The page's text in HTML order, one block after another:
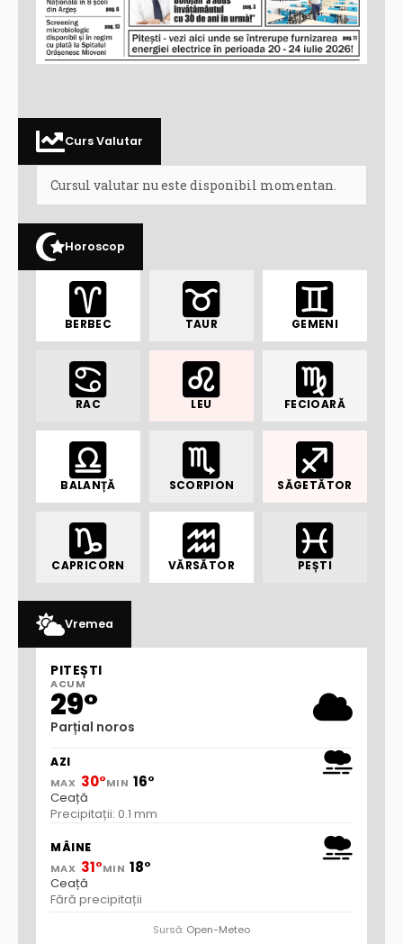
Curs Valutar
Cursul valutar nu este disponibil momentan.
Horoscop
BERBEC TAUR GEMENI
RAC LEU FECIOARĂ
BALANȚĂ SCORPION SĂGETĂTOR
CAPRICORN VĂRSĂTOR PEȘTI
Vremea
PITEȘTI
ACUM
29°
Parțial noros
AZI
MAX 30°MIN 16°
Ceață
Precipitații: 0.1 mm
MÂINE
MAX 31°MIN 18°
Ceață
Fără precipitații
Sursă: Open-Meteo